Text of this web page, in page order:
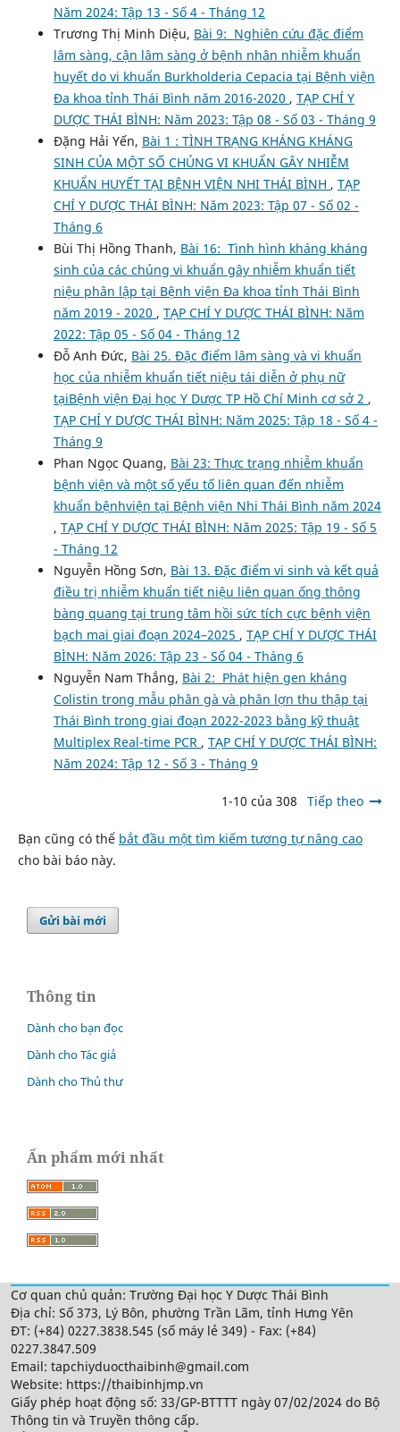
Năm 2024: Tập 13 - Số 4 - Tháng 12
Trương Thị Minh Diệu, Bài 9: Nghiên cứu đặc điểm
lâm sàng, cận lâm sàng ở bệnh nhân nhiễm khuẩn
huyết do vi khuẩn Burkholderia Cepacia tại Bệnh viện
Đa khoa tỉnh Thái Bình năm 2016-2020 , TẠP CHÍ Y
DƯỢC THÁI BÌNH: Năm 2023: Tập 08 - Số 03 - Tháng 9
Đặng Hải Yến, Bài 1 : TÌNH TRẠNG KHÁNG KHÁNG
SINH CỦA MỘT SỐ CHỦNG VI KHUẨN GÂY NHIỄM
KHUẨN HUYẾT TẠI BỆNH VIỆN NHI THÁI BÌNH , TẠP
CHÍ Y DƯỢC THÁI BÌNH: Năm 2023: Tập 07 - Số 02 -
Tháng 6
Bùi Thị Hồng Thanh, Bài 16: Tình hình kháng kháng
sinh của các chủng vi khuẩn gây nhiễm khuẩn tiết
niệu phân lập tại Bệnh viện Đa khoa tỉnh Thái Bình
năm 2019 - 2020 , TẠP CHÍ Y DƯỢC THÁI BÌNH: Năm
2022: Tập 05 - Số 04 - Tháng 12
Đỗ Anh Đức, Bài 25. Đặc điểm lâm sàng và vi khuẩn
học của nhiễm khuẩn tiết niệu tái diễn ở phụ nữ
tạiBệnh viện Đại học Y Dược TP Hồ Chí Minh cơ sở 2 ,
TẠP CHÍ Y DƯỢC THÁI BÌNH: Năm 2025: Tập 18 - Số 4 -
Tháng 9
Phan Ngọc Quang, Bài 23: Thực trạng nhiễm khuẩn
bệnh viện và một số yếu tố liên quan đến nhiễm
khuẩn bệnhviện tại Bệnh viện Nhi Thái Bình năm 2024
, TẠP CHÍ Y DƯỢC THÁI BÌNH: Năm 2025: Tập 19 - Số 5
- Tháng 12
Nguyễn Hồng Sơn, Bài 13. Đặc điểm vi sinh và kết quả
điều trị nhiễm khuẩn tiết niệu liên quan ống thông
bàng quang tại trung tâm hồi sức tích cực bệnh viện
bạch mai giai đoạn 2024–2025 , TẠP CHÍ Y DƯỢC THÁI
BÌNH: Năm 2026: Tập 23 - Số 04 - Tháng 6
Nguyễn Nam Thắng, Bài 2: Phát hiện gen kháng
Colistin trong mẫu phân gà và phân lợn thu thập tại
Thái Bình trong giai đoạn 2022-2023 bằng kỹ thuật
Multiplex Real-time PCR , TẠP CHÍ Y DƯỢC THÁI BÌNH:
Năm 2024: Tập 12 - Số 3 - Tháng 9
1-10 của 308 Tiếp theo
Bạn cũng có thể bắt đầu một tìm kiếm tương tự nâng cao
cho bài báo này.
Gửi bài mới
Thông tin
Dành cho bạn đọc
Dành cho Tác giả
Dành cho Thủ thư
Ấn phẩm mới nhất
Cơ quan chủ quản: Trường Đại học Y Dược Thái Bình
Địa chỉ: Số 373, Lý Bôn, phường Trần Lãm, tỉnh Hưng Yên
ĐT: (+84) 0227.3838.545 (số máy lẻ 349) - Fax: (+84)
0227.3847.509
Email: tapchiyduocthaibinh@gmail.com
Website: https://thaibinhjmp.vn
Giấy phép hoạt động số: 33/GP-BTTTT ngày 07/02/2024 do Bộ
Thông tin và Truyền thông cấp.